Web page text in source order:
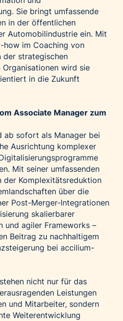
Sie bringt umfassende
in der öffentlichen
Automobilindustrie ein. Mit
how im Coaching von
der strategischen
wird sie
in die Zukunft
Associate Manager zum
ab sofort als Manager bei
Ausrichtung komplexer
Mit seiner umfassenden
der Komplexitätsreduktion
über die
Post-Merger-Integrationen
skalierbarer
und agiler Frameworks –
Beitrag zu nachhaltigem
bei accilium-
nicht nur für das
Leistungen
und Mitarbeiter, sondern
Weiterentwicklung